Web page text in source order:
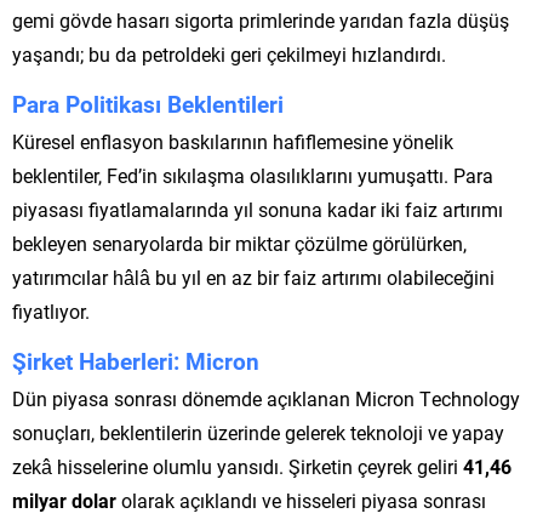
gemi gövde hasarı sigorta primlerinde yarıdan fazla düşüş
yaşandı; bu da petroldeki geri çekilmeyi hızlandırdı.
Para Politikası Beklentileri
Küresel enflasyon baskılarının hafiflemesine yönelik
beklentiler, Fed’in sıkılaşma olasılıklarını yumuşattı. Para
piyasası fiyatlamalarında yıl sonuna kadar iki faiz artırımı
bekleyen senaryolarda bir miktar çözülme görülürken,
yatırımcılar hâlâ bu yıl en az bir faiz artırımı olabileceğini
fiyatlıyor.
Şirket Haberleri: Micron
Dün piyasa sonrası dönemde açıklanan Micron Technology
sonuçları, beklentilerin üzerinde gelerek teknoloji ve yapay
zekâ hisselerine olumlu yansıdı. Şirketin çeyrek geliri 41,46
milyar dolarolarak açıklandı ve hisseleri piyasa sonrası